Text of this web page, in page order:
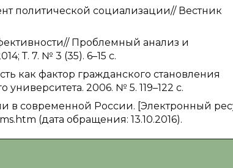
политической социализации// Вестник
Проблемный анализ и
Т. 7. № 3 (35). 6–15 с.
как фактор гражданского становления
2006. № 5. 119–122 с.
в современной России. [Электронный
(дата обращения: 13.10.2016).